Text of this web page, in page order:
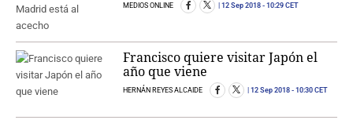
MEDIOS ONLINE 12 Sep 2018 - 10:29 CET
Francisco quiere visitar Japón el
año que viene
HERNÁN REYES ALCAIDE 12 Sep 2018 - 10:30 CET